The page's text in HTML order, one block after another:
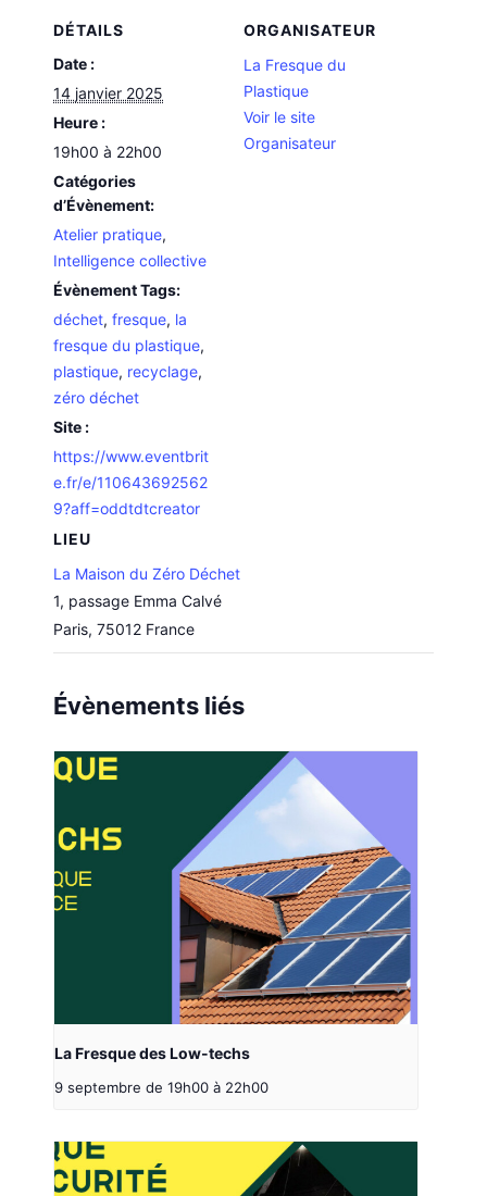
DÉTAILS
Date :
14 janvier 2025
Heure :
19h00 à 22h00
Catégories
d’Évènement:
Atelier pratique,
Intelligence collective
Évènement Tags:
déchet,fresque, la
fresque du plastique,
plastique, recyclage,
zéro déchet
Site :
https://www.eventbrit
e.fr/e/110643692562
9?aff=oddtdtcreator
LIEU
La Maison du Zéro Déchet
1, passage Emma Calvé
Paris, 75012 France
ORGANISATEUR
La Fresque du
Plastique
Voir le site
Organisateur
Évènements liés
La Fresque des Low-techs
9 septembre de 19h00 à 22h00